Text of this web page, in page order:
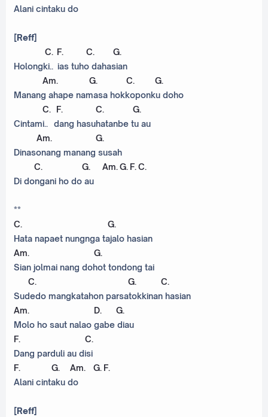
Alani cintaku do
[Reff]
C. F. C. G.
Holongki.. ias tuho dahasian
Am. G. C. G.
Manang ahape namasa hokkoponku doho
C. F. C. G.
Cintami.. dang hasuhatanbe tu au
Am. G.
Dinasonang manang susah
C. G. Am. G. F. C.
Di dongani ho do au
**
C. G.
Hata napaet nungnga tajalo hasian
Am. G.
Sian jolmai nang dohot tondong tai
C. G. C.
Sudedo mangkatahon parsatokkinan hasian
Am. D. G.
Molo ho saut nalao gabe diau
F. C.
Dang parduli au disi
F. G. Am. G. F.
Alani cintaku do
[Reff]